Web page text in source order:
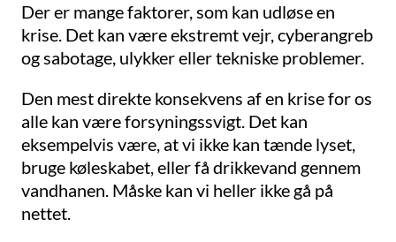
Der er mange faktorer, som kan udløse en
krise. Det kan være ekstremt vejr, cyberangreb
og sabotage, ulykker eller tekniske problemer.
Den mest direkte konsekvens af en krise for os
alle kan være forsyningssvigt. Det kan
eksempelvis være, at vi ikke kan tænde lyset,
bruge køleskabet, eller få drikkevand gennem
vandhanen. Måske kan vi heller ikke gå på
nettet.